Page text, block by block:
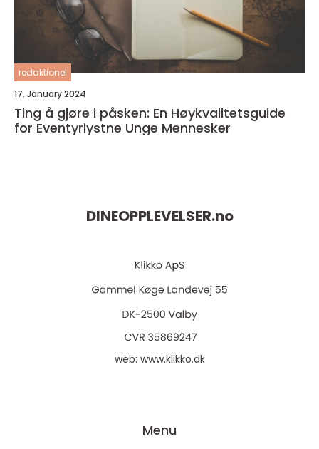
redaktionel
17. January 2024
Ting å gjøre i påsken: En Høykvalitetsguide
for Eventyrlystne Unge Mennesker
DINEOPPLEVELSER.no
web: www.klikko.dk
Menu